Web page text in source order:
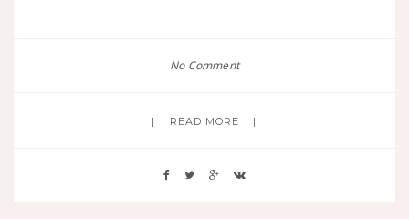
No Comment
READ MORE